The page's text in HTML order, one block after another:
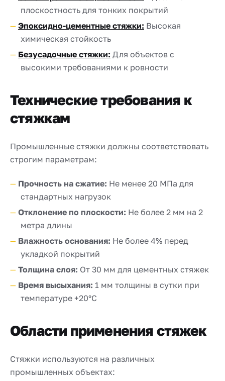
плоскостность для тонких покрытий
Эпоксидно-цементные стяжки: Высокая
химическая стойкость
Безусадочные стяжки: Для объектов с
высокими требованиями к ровности
Технические требования к
стяжкам
Промышленные стяжки должны соответствовать
строгим параметрам:
Прочность на сжатие: Не менее 20 МПа для
стандартных нагрузок
Отклонение по плоскости: Не более 2 мм на 2
метра длины
Влажность основания: Не более 4% перед
укладкой покрытий
Толщина слоя: От 30 мм для цементных стяжек
Время высыхания: 1 мм толщины в сутки при
температуре +20°C
Области применения стяжек
Стяжки используются на различных
промышленных объектах: